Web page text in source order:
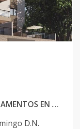
1 2
MODERNO PROYECTO DE APARTAMENTOS EN ARROYO HONDO VIEJO PROXIMO A BODY SHOP
D.N.